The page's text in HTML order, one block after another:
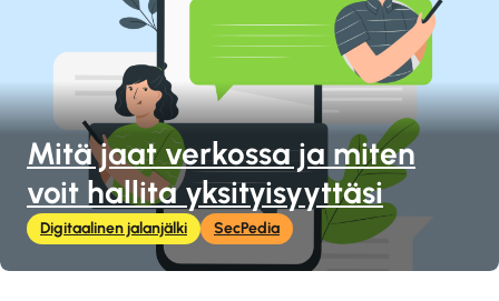
Mitä jaat verkossa ja miten
voit hallita yksityisyyttäsi
Digitaalinen jalanjälki SecPedia